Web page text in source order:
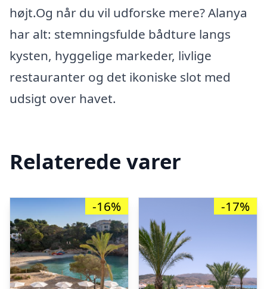
højt.Og når du vil udforske mere? Alanya
har alt: stemningsfulde bådture langs
kysten, hyggelige markeder, livlige
restauranter og det ikoniske slot med
udsigt over havet.
Relaterede varer
-16% -17%